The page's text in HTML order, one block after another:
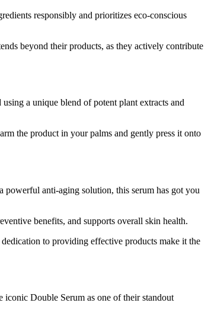
responsibly and prioritizes eco-conscious
beyond their products, as they actively contribute
a unique blend of potent plant extracts and
the product in your palms and gently press it onto
anti-aging solution, this serum has got you
benefits, and supports overall skin health.
to providing effective products make it the
iconic Double Serum as one of their standout